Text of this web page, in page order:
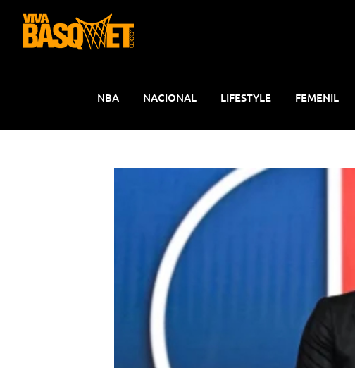
contenido
NBA NACIONAL LIFESTYLE FEMENIL